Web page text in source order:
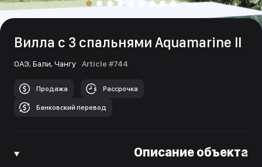
Вилла с 3 спальнями Aquamarine II
ОАЭ, Бали, Чангу Article #744
Продажа Рассрочка
Банковский перевод
Описание объекта